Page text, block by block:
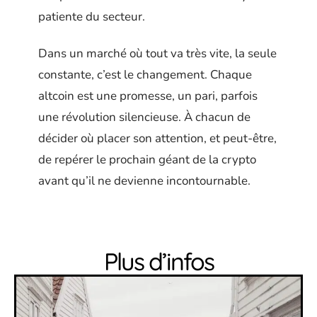
patiente du secteur.
Dans un marché où tout va très vite, la seule
constante, c’est le changement. Chaque
altcoin est une promesse, un pari, parfois
une révolution silencieuse. À chacun de
décider où placer son attention, et peut-être,
de repérer le prochain géant de la crypto
avant qu’il ne devienne incontournable.
Plus d’infos